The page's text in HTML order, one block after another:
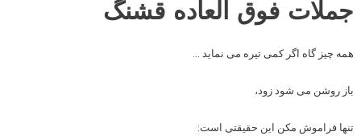
جملات فوق العاده قشنگ
همه چیز گاه اگر کمی تیره می نماید …
باز روشن می شود زود،
تنها فراموش مکن این حقیقتی است: